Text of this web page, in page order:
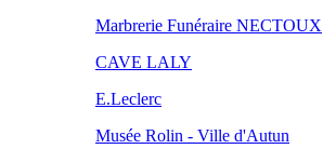
Marbrerie Funéraire NECTOUX
CAVE LALY
E.Leclerc
Musée Rolin - Ville d'Autun